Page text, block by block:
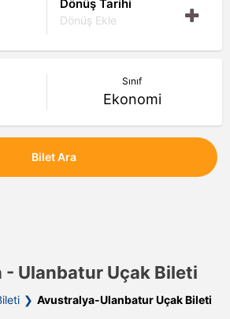
Dönüş Tarihi
Dönüş Ekle
Sınıf
Ekonomi
Bilet Ara
- Ulanbatur Uçak Bileti
Avustralya-Ulanbatur Uçak Bileti